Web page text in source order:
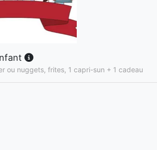
ou nuggets, frites, 1 capri-sun + 1 cadeau